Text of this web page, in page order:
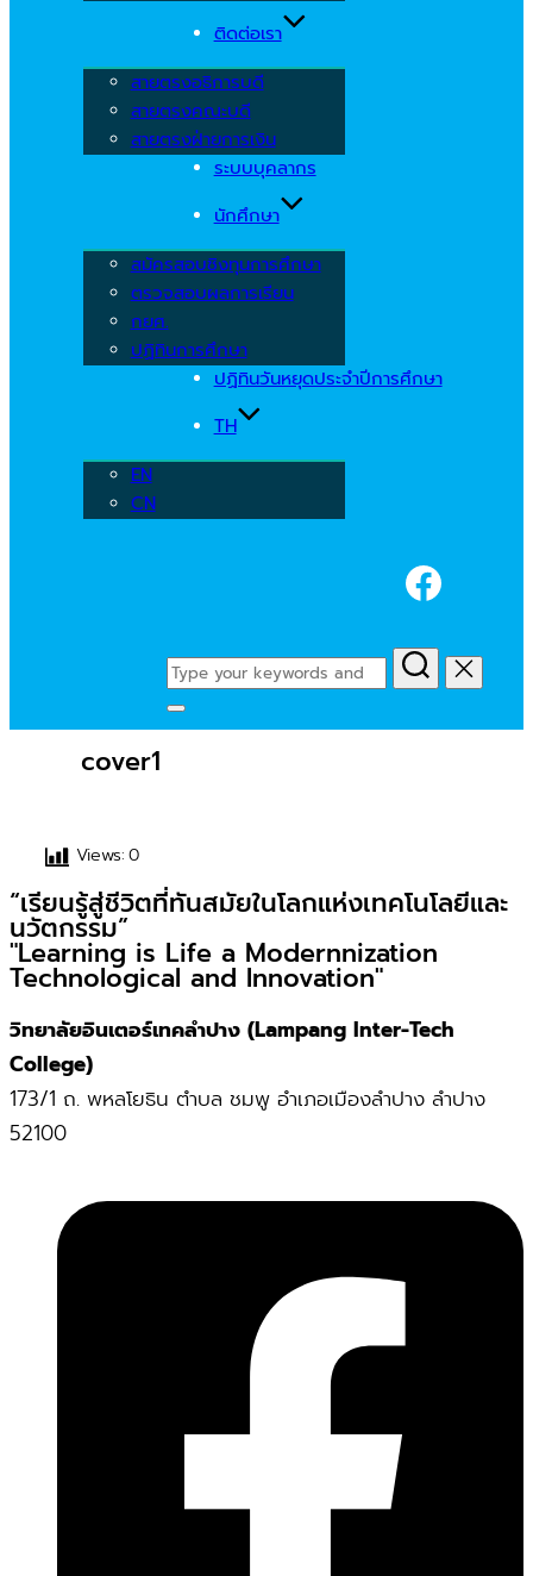
ติดต่อเรา
สายตรงอธิการบดี
สายตรงคณะบดี
สายตรงฝ่ายการเงิน
ระบบบุคลากร
นักศึกษา
สมัครสอบชิงทุนการศึกษา
ตรวจสอบผลการเรียน
กยศ.
ปฏิทินการศึกษา
ปฏิทินวันหยุดประจำปีการศึกษา
TH
EN
CN
Search
for:
Toggle
cover1
Views:0
“เรียนรู้สู่ชีวิตที่ทันสมัยในโลกแห่งเทคโนโลยีและ
นวัตกรรม”
"Learning is Life a Modernnization
Technological and Innovation"
วิทยาลัยอินเตอร์เทคลำปาง (Lampang Inter-Tech
College)
173/1 ถ. พหลโยธิน ตำบล ชมพู อำเภอเมืองลำปาง ลำปาง
52100